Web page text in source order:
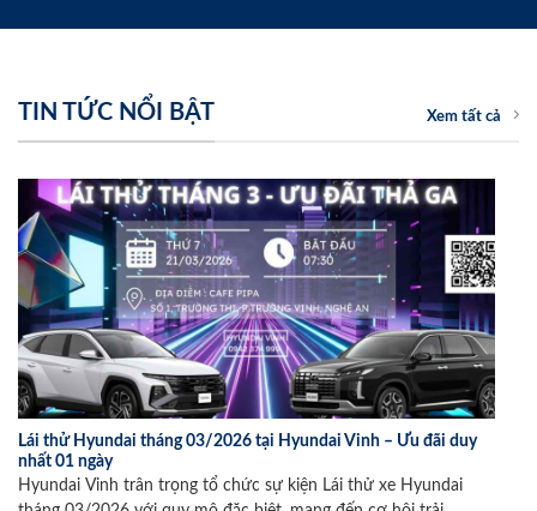
TIN TỨC NỔI BẬT Xem tất cả
Lái thử Hyundai tháng 03/2026 tại Hyundai Vinh – Ưu đãi duy
nhất 01 ngày
Hyundai Vinh trân trọng tổ chức sự kiện Lái thử xe Hyundai